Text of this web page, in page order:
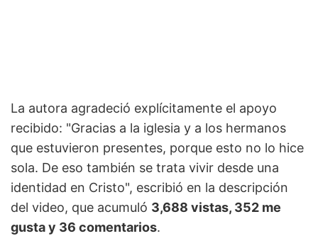
La autora agradeció explícitamente el apoyo
recibido: "Gracias a la iglesia y a los hermanos
que estuvieron presentes, porque esto no lo hice
sola. De eso también se trata vivir desde una
identidad en Cristo", escribió en la descripción
del video, que acumuló 3,688 vistas, 352 me
gusta y 36 comentarios.